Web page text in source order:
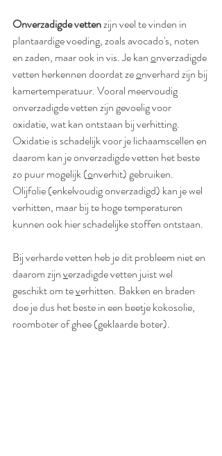
Onverzadigde vettenzijn veel te vinden in
plantaardige voeding, zoals avocado's, noten
en zaden, maar ook in vis. Je kan onverzadigde
vetten herkennen doordat ze onverhard zijn bij
kamertemperatuur. Vooral meervoudig
onverzadigde vetten zijn gevoelig voor
oxidatie, wat kan ontstaan bij verhitting.
Oxidatie is schadelijk voor je lichaamscellen en
daarom kan je onverzadigde vetten het beste
zo puur mogelijk (onverhit) gebruiken.
Olijfolie (enkelvoudig onverzadigd) kan je wel
verhitten, maar bij te hoge temperaturen
kunnen ook hier schadelijke stoffen ontstaan.
Bij verharde vetten heb je dit probleem niet en
daarom zijn verzadigde vetten juist wel
geschikt om te verhitten. Bakken en braden
doe je dus het beste in een beetje kokosolie,
roomboter of ghee (geklaarde boter).